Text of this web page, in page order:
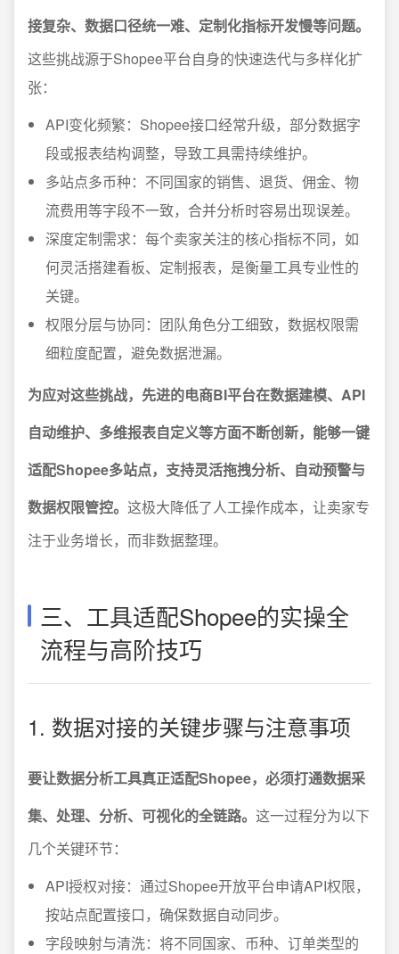
接复杂、数据口径统一难、定制化指标开发慢等问题。
这些挑战源于Shopee平台自身的快速迭代与多样化扩
张：
API变化频繁：Shopee接口经常升级，部分数据字
段或报表结构调整，导致工具需持续维护。
多站点多币种：不同国家的销售、退货、佣金、物
流费用等字段不一致，合并分析时容易出现误差。
深度定制需求：每个卖家关注的核心指标不同，如
何灵活搭建看板、定制报表，是衡量工具专业性的
关键。
权限分层与协同：团队角色分工细致，数据权限需
细粒度配置，避免数据泄漏。
为应对这些挑战，先进的电商BI平台在数据建模、API
自动维护、多维报表自定义等方面不断创新，能够一键
适配Shopee多站点，支持灵活拖拽分析、自动预警与
数据权限管控。 这极大降低了人工操作成本，让卖家专
注于业务增长，而非数据整理。
三、工具适配Shopee的实操全
流程与高阶技巧
1. 数据对接的关键步骤与注意事项
要让数据分析工具真正适配Shopee，必须打通数据采
集、处理、分析、可视化的全链路。 这一过程分为以下
几个关键环节：
API授权对接：通过Shopee开放平台申请API权限，
按站点配置接口，确保数据自动同步。
字段映射与清洗：将不同国家、币种、订单类型的